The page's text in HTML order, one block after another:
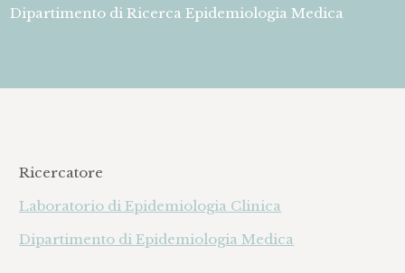
Dipartimento di Ricerca Epidemiologia Medica
Ricercatore
Laboratorio di Epidemiologia Clinica
Dipartimento di Epidemiologia Medica